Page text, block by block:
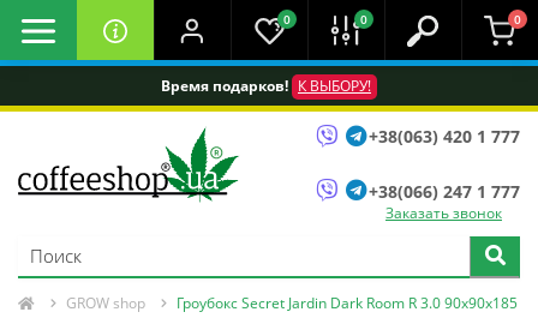
Время подарков! К ВЫБОРУ!
0 0 0
+38(063) 420 1 777
+38(066) 247 1 777
Заказать звонок
GROW shop Гроубокс Secret Jardin Dark Room R 3.0 90х90х185